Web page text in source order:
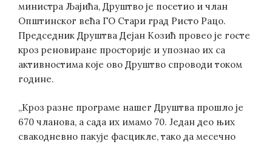
министра Љајића, Друштво је посетио и члан
Општинског већа ГО Стари град Ристо Рацо.
Председник Друштва Дејан Козић провео је госте
кроз реновиране просторије и упознао их са
активностима које ово Друштво спроводи током
године.
„Кроз разне програме нашег Друштва прошло је
670 чланова, а сада их имамо 70. Један део њих
свакодневно пакује фасцикле, тако да месечно